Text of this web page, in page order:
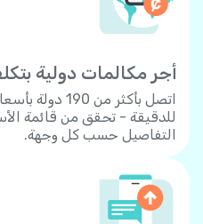
أجر مكالمات دولية
للدقيقة - تحقق من قائمة
التفاصيل حسب كل وجهة.